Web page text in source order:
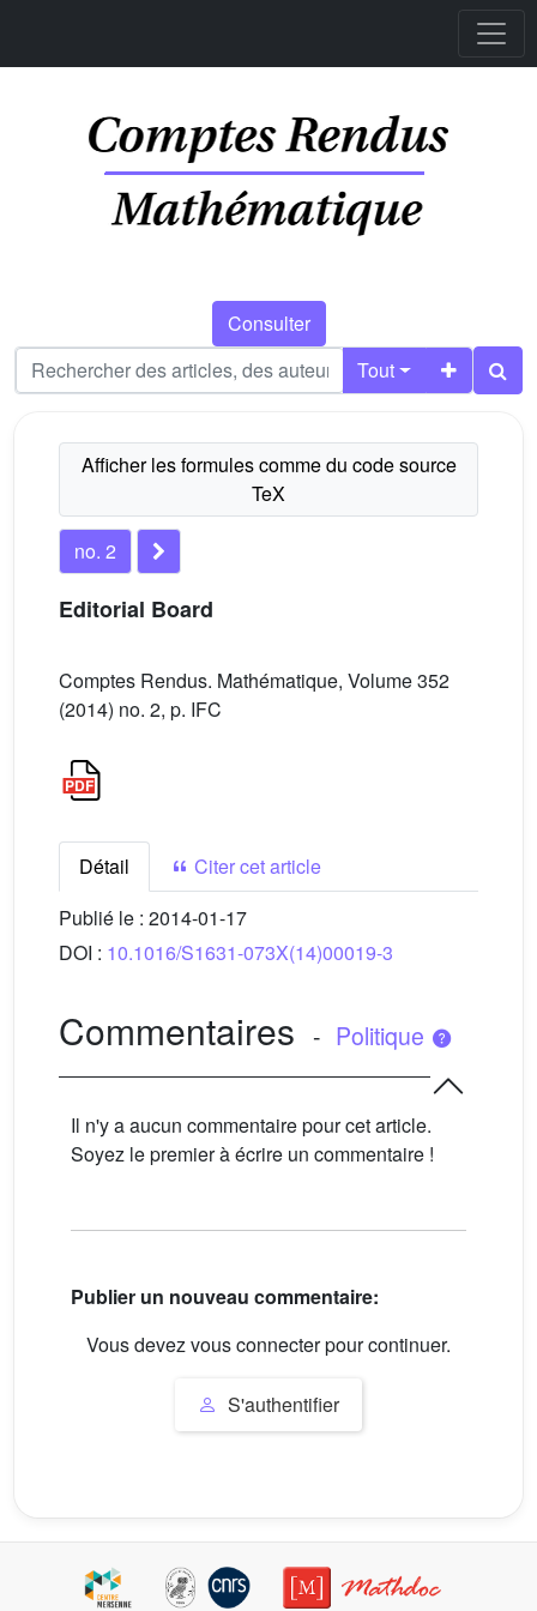
Consulter
Tout
no. 2
Editorial Board
Comptes Rendus. Mathématique, Volume 352
(2014) no. 2, p. IFC
Détail
Citer cet article
Publié le : 2014-01-17
DOI : 10.1016/S1631-073X(14)00019-3
Commentaires - Politique
Il n'y a aucun commentaire pour cet article.
Soyez le premier à écrire un commentaire !
Publier un nouveau commentaire:
Vous devez vous connecter pour continuer.
S'authentifier